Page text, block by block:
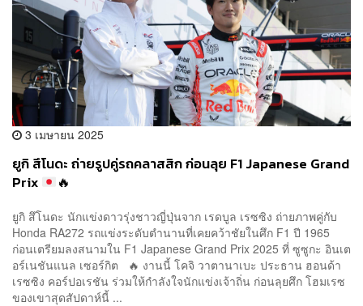
3 เมษายน 2025
ยูกิ สึโนดะ ถ่ายรูปคู่รถคลาสสิก ก่อนลุย F1 Japanese Grand
Prix
🔥
ยูกิ สึโนดะ นักแข่งดาวรุ่งชาวญี่ปุ่นจาก เรดบูล เรซซิง ถ่ายภาพคู่กับ
Honda RA272 รถแข่งระดับตำนานที่เคยคว้าชัยในศึก F1 ปี 1965
ก่อนเตรียมลงสนามใน F1 Japanese Grand Prix 2025 ที่ ซูซูกะ อินเต
อร์เนชันแนล เซอร์กิต 🔥 งานนี้ โคจิ วาตานาเบะ ประธาน ฮอนด้า
เรซซิง คอร์ปอเรชัน ร่วมให้กำลังใจนักแข่งเจ้าถิ่น ก่อนลุยศึก โฮมเรซ
ของเขาสุดสัปดาห์นี้ ...